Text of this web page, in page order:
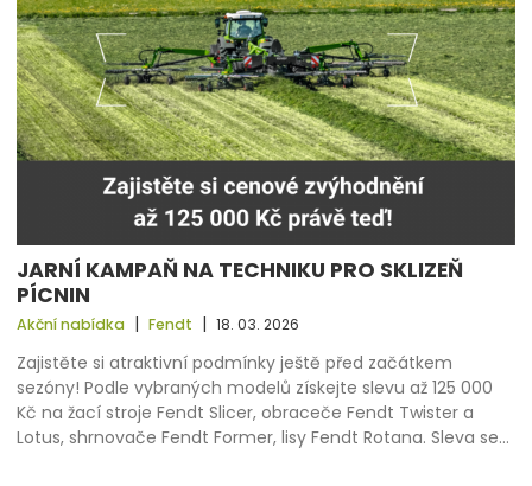
JARNÍ KAMPAŇ NA TECHNIKU PRO SKLIZEŇ
PÍCNIN
Akční nabídka | Fendt | 18. 03. 2026
Zajistěte si atraktivní podmínky ještě před začátkem
sezóny! Podle vybraných modelů získejte slevu až 125 000
Kč na žací stroje Fendt Slicer, obraceče Fendt Twister a
Lotus, shrnovače Fendt Former, lisy Fendt Rotana. ​Sleva se…